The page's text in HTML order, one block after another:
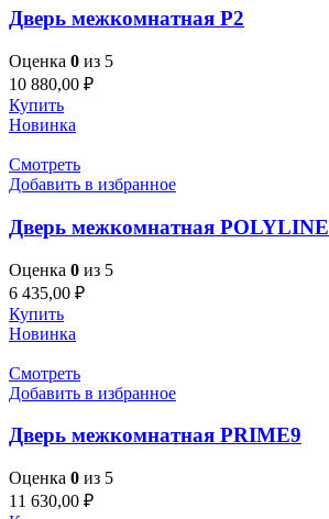
Дверь межкомнатная P2
Оценка 0 из 5
10 880,00 ₽
Купить
Новинка
Смотреть
Добавить в избранное
Дверь межкомнатная POLYLINE
Оценка 0 из 5
6 435,00 ₽
Купить
Новинка
Смотреть
Добавить в избранное
Дверь межкомнатная PRIME9
Оценка 0 из 5
11 630,00 ₽